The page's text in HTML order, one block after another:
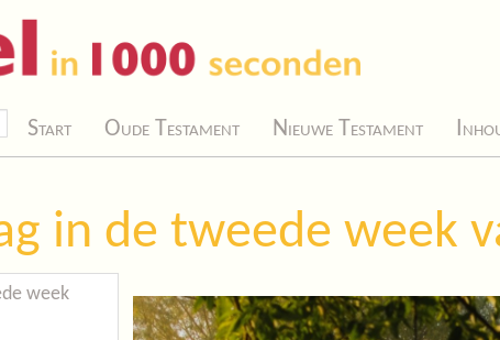
Start Oude Testament Nieuwe Testament
in de tweede week
week